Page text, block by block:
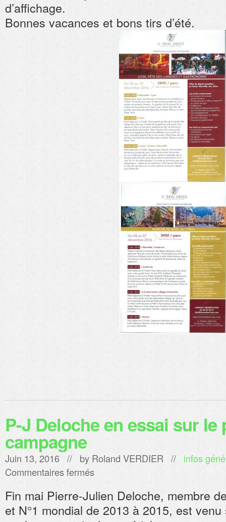
d’affichage.
Bonnes vacances et bons tirs d’été.
P-J Deloche en essai sur le
campagne
Juin 13, 2016 // by Roland VERDIER // infos
Commentaires fermésP-
Deloche
essai
Fin mai Pierre-Julien Deloche, membre
et N°1 mondial de 2013 à 2015, est